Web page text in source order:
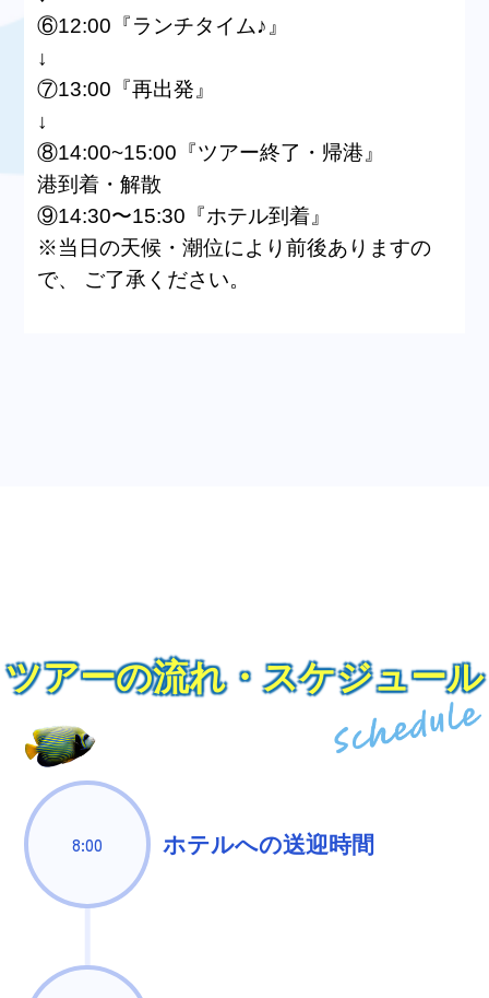
⑥12:00『ランチタイム♪』
↓
⑦13:00『再出発』
↓
⑧14:00~15:00『ツアー終了・帰港』
港到着・解散
⑨14:30〜15:30『ホテル到着』
※当日の天候・潮位により前後ありますの
で、 ご了承ください。
ツアーの流れ・スケジュール
8:00 ホテルへの送迎時間